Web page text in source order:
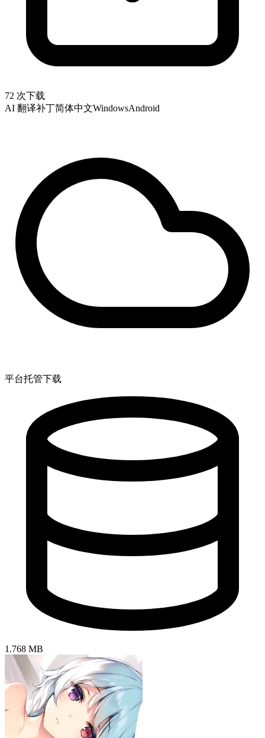
72 次下载
AI 翻译补丁简体中文WindowsAndroid
平台托管下载
1.768 MB